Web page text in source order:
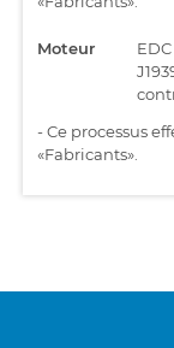
Moteur
-Ce processus
«Fabricants».